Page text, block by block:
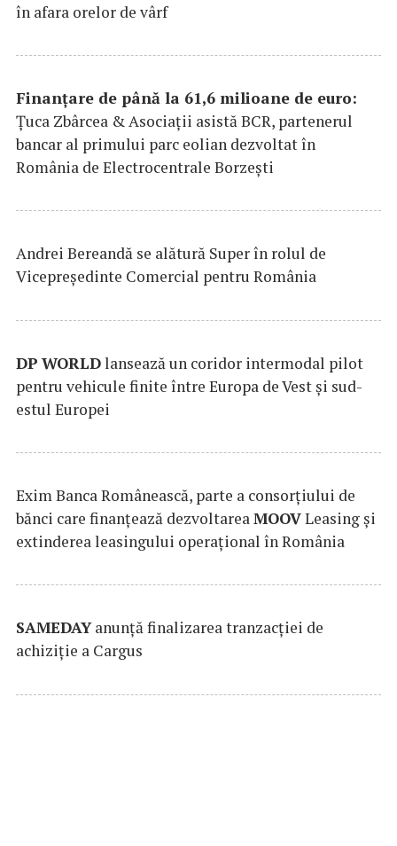
în afara orelor de vârf
Finanțare de până la 61,6 milioane de euro:
Țuca Zbârcea & Asociații asistă BCR, partenerul
bancar al primului parc eolian dezvoltat în
România de Electrocentrale Borzești
Andrei Bereandă se alătură Super în rolul de
Vicepreședinte Comercial pentru România
DP WORLDlansează un coridor intermodal pilot
pentru vehicule finite între Europa de Vest și sud-
estul Europei
Exim Banca Românească, parte a consorțiului de
bănci care finanțează dezvoltareaMOOVLeasing și
extinderea leasingului operațional în România
SAMEDAYanunță finalizarea tranzacției de
achiziție a Cargus